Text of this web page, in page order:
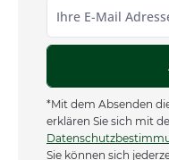
*Mit dem Absenden
erklären Sie sich mit
Sie können sich